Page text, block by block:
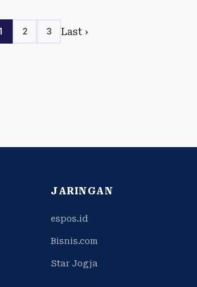
2 3 Last ›
JARINGAN
espos.id
Bisnis.com
Star Jogja